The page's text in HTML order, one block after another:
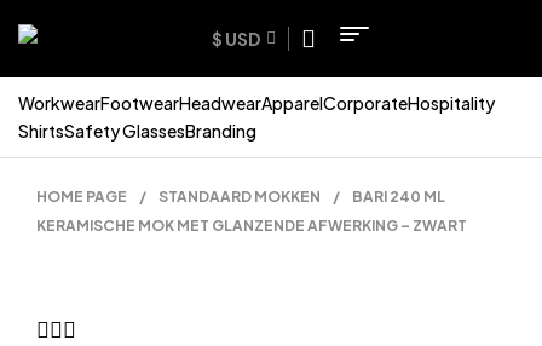
$ USD
WorkwearFootwearHeadwearApparelCorporateHospitality
ShirtsSafety GlassesBranding
HOME PAGE / STANDAARD MOKKEN /
BARI 240 ML
KERAMISCHE MOK MET GLANZENDE AFWERKING – ZWART